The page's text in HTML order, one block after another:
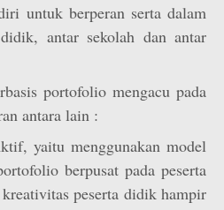
untuk berperan serta dalam
antar sekolah dan antar
portofolio mengacu pada
antara lain :
yaitu menggunakan model
berpusat pada peserta
peserta didik hampir